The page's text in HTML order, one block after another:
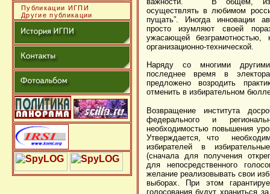
Публикации ИГПИ
Другие публикации
осуществлять в любимом
пущать”. Иногда инновации
просто изумляют своей
ужасающей безграмотностью,
организационно-технической.
Наряду со многими
последнее время в
предложено возродить
отменить в избирательном
Возвращение института
федерального и
необходимостью повышения
Утверждается, что
избирателей в
(сначала для получения
для непосредственного
желание реализовывать свои
выборах. При этом
голосования будут храниться